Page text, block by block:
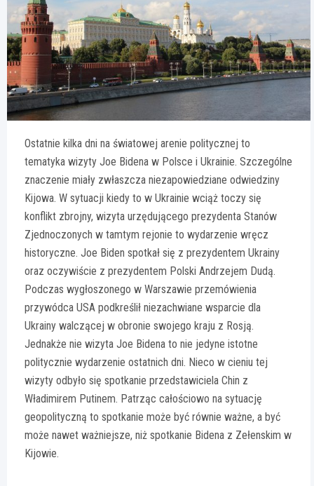
Ostatnie kilka dni na światowej arenie politycznej to
tematyka wizyty Joe Bidena w Polsce i Ukrainie. Szczególne
znaczenie miały zwłaszcza niezapowiedziane odwiedziny
Kijowa. W sytuacji kiedy to w Ukrainie wciąż toczy się
konflikt zbrojny, wizyta urzędującego prezydenta Stanów
Zjednoczonych w tamtym rejonie to wydarzenie wręcz
historyczne. Joe Biden spotkał się z prezydentem Ukrainy
oraz oczywiście z prezydentem Polski Andrzejem Dudą.
Podczas wygłoszonego w Warszawie przemówienia
przywódca USA podkreślił niezachwiane wsparcie dla
Ukrainy walczącej w obronie swojego kraju z Rosją.
Jednakże nie wizyta Joe Bidena to nie jedyne istotne
politycznie wydarzenie ostatnich dni. Nieco w cieniu tej
wizyty odbyło się spotkanie przedstawiciela Chin z
Władimirem Putinem. Patrząc całościowo na sytuację
geopolityczną to spotkanie może być równie ważne, a być
może nawet ważniejsze, niż spotkanie Bidena z Zełenskim w
Kijowie.